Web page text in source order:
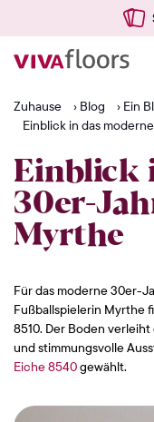
Zuhause › Blog › Ein
Einblick in das
Einblick
30er-
Myrthe
Für das moderne 30er-
Fußballspielerin Myrthe
8510. Der Boden
und stimmungsvolle
Eiche 8540gewählt.